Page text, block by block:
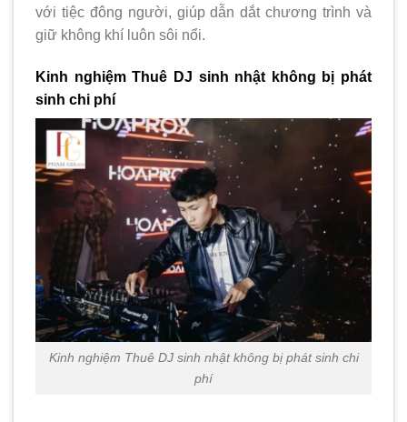
với tiệc đông người, giúp dẫn dắt chương trình và
giữ không khí luôn sôi nổi.
Kinh nghiệm Thuê DJ sinh nhật không bị phát
sinh chi phí
Kinh nghiệm Thuê DJ sinh nhật không bị phát sinh chi
phí